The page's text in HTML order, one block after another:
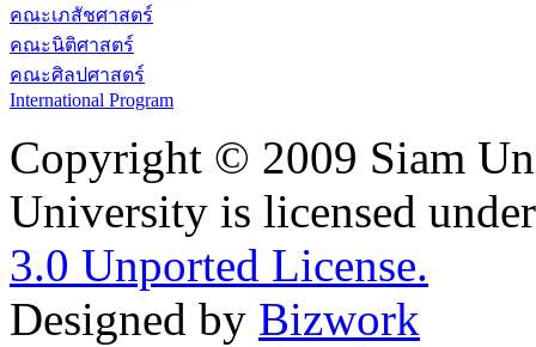
คณะเภสัชศาสตร์
คณะนิติศาสตร์
คณะศิลปศาสตร์
International Program
Copyright © 2009 Siam
University is licensed
3.0 Unported License.
Designed by Bizwork